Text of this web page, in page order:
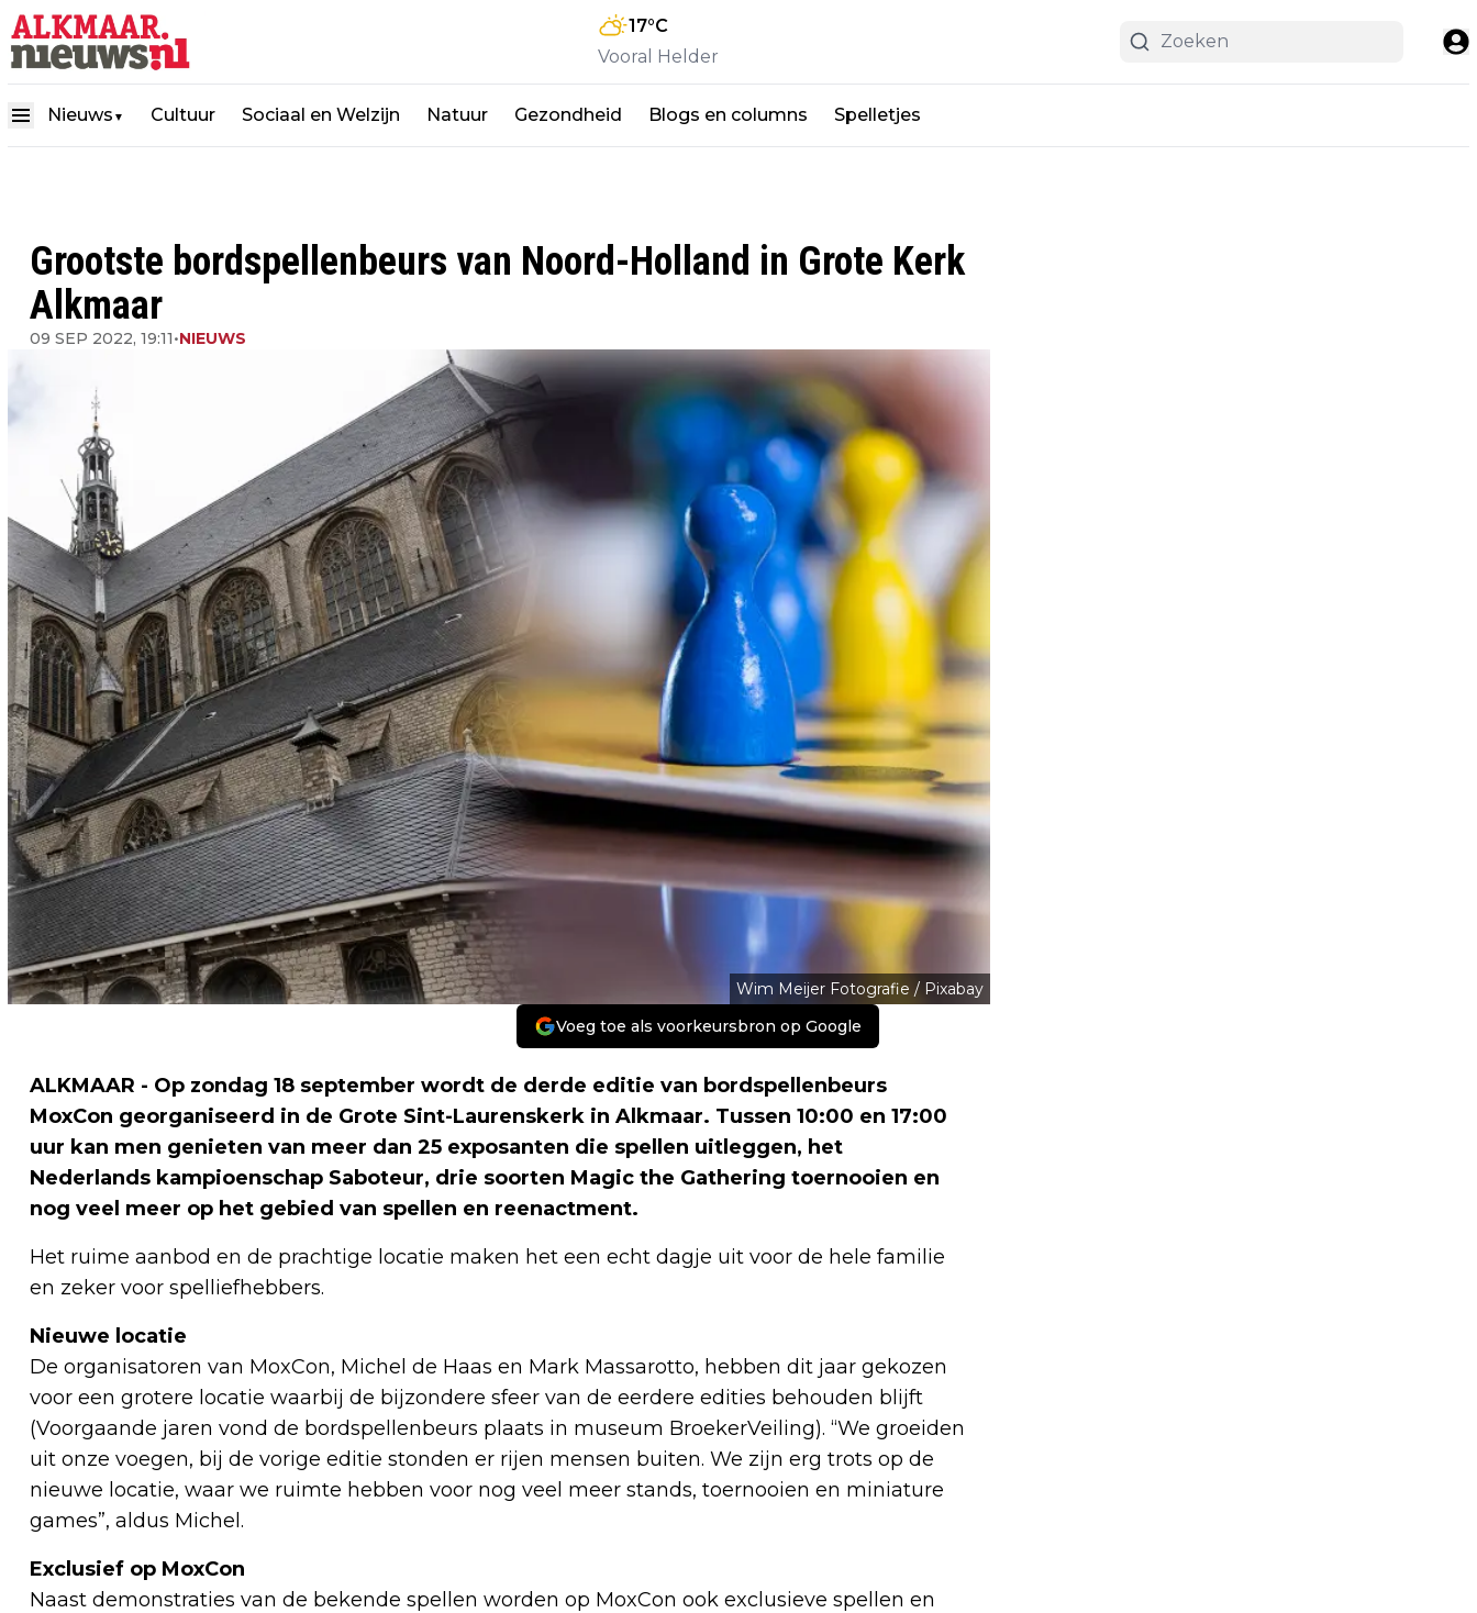
17°C
Vooral Helder
Nieuws ▼ Cultuur Sociaal en Welzijn Natuur Gezondheid Blogs en columns Spelletjes
Grootste bordspellenbeurs van Noord-Holland in Grote Kerk
Alkmaar
09 SEP 2022, 19:11•NIEUWS
Wim Meijer Fotografie / Pixabay
Voeg toe als voorkeursbron op Google
ALKMAAR - Op zondag 18 september wordt de derde editie van bordspellenbeurs
MoxCon georganiseerd in de Grote Sint-Laurenskerk in Alkmaar. Tussen 10:00 en 17:00
uur kan men genieten van meer dan 25 exposanten die spellen uitleggen, het
Nederlands kampioenschap Saboteur, drie soorten Magic the Gathering toernooien en
nog veel meer op het gebied van spellen en reenactment.
Het ruime aanbod en de prachtige locatie maken het een echt dagje uit voor de hele familie
en zeker voor spelliefhebbers.
Nieuwe locatie
De organisatoren van MoxCon, Michel de Haas en Mark Massarotto, hebben dit jaar gekozen
voor een grotere locatie waarbij de bijzondere sfeer van de eerdere edities behouden blijft
(Voorgaande jaren vond de bordspellenbeurs plaats in museum BroekerVeiling). “We groeiden
uit onze voegen, bij de vorige editie stonden er rijen mensen buiten. We zijn erg trots op de
nieuwe locatie, waar we ruimte hebben voor nog veel meer stands, toernooien en miniature
games”, aldus Michel.
Exclusief op MoxCon
Naast demonstraties van de bekende spellen worden op MoxCon ook exclusieve spellen en